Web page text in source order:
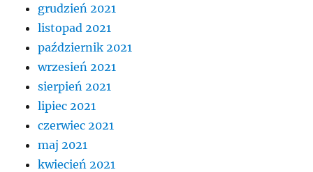
grudzień 2021
listopad 2021
październik 2021
wrzesień 2021
sierpień 2021
lipiec 2021
czerwiec 2021
maj 2021
kwiecień 2021